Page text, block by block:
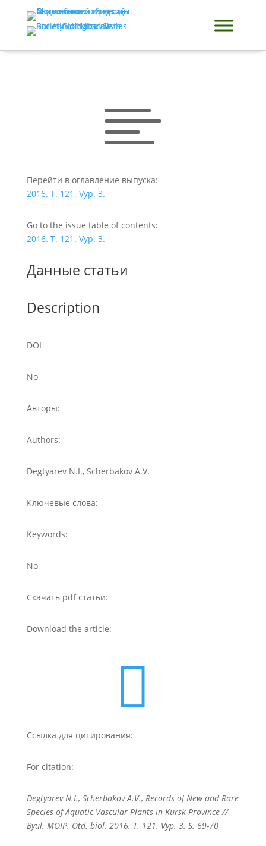

Перейти в оглавление выпуска:
2016. T. 121. Vyp. 3.
Go to the issue table of contents:
2016. T. 121. Vyp. 3.
Данные статьи
Description
DOI
No
Авторы:
Authors:
Degtyarev N.I., Scherbakov A.V.
Ключевые слова:
Keywords:
No
Скачать pdf статьи:
Download the article:

Ссылка для цитирования:
For citation:
Degtyarev N.I., Scherbakov A.V., Records of New and Rare
Species of Aquatic Vascular Plants in Kursk Province //
Byul. MOIP. Otd. biol. 2016. T. 121. Vyp. 3. S. 69-70